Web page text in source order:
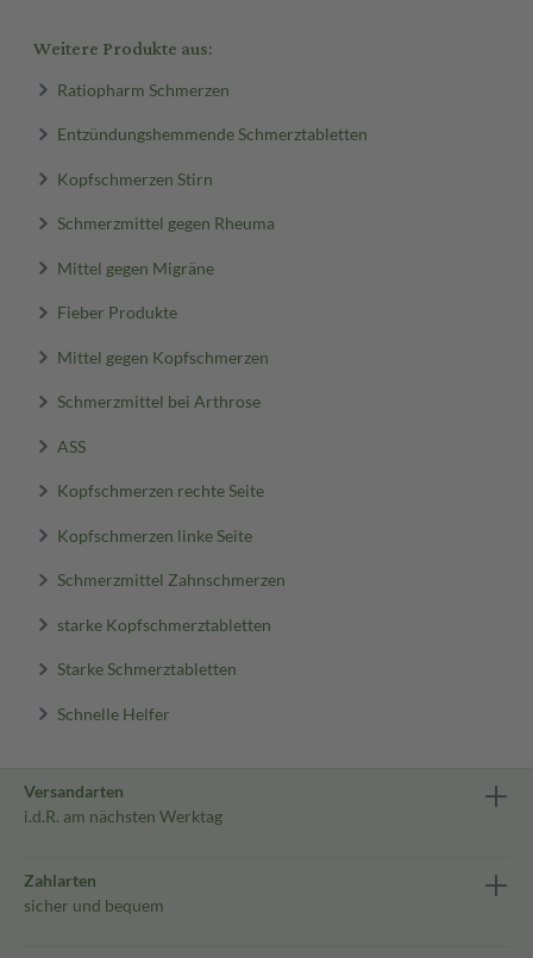
Weitere Produkte aus:
Ratiopharm Schmerzen
Entzündungshemmende Schmerztabletten
Kopfschmerzen Stirn
Schmerzmittel gegen Rheuma
Mittel gegen Migräne
Fieber Produkte
Mittel gegen Kopfschmerzen
Schmerzmittel bei Arthrose
ASS
Kopfschmerzen rechte Seite
Kopfschmerzen linke Seite
Schmerzmittel Zahnschmerzen
starke Kopfschmerztabletten
Starke Schmerztabletten
Schnelle Helfer
Versandarten
i.d.R. am nächsten Werktag
Zahlarten
sicher und bequem